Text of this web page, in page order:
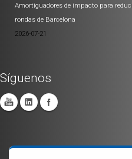
Amortiguadores de impacto para
rondas de Barcelona
2026-07-21
Síguenos